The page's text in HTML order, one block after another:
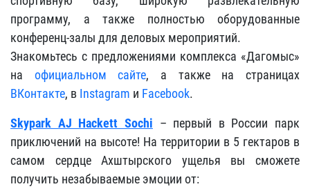
программу, а также полностью оборудованные
конференц-залы для деловых мероприятий.
Знакомьтесь с предложениями комплекса «Дагомыс»
на официальном сайте, а также на страницах
ВКонтакте, в Instagram и Facebook.
Skypark AJ Hackett Sochi – первый в России парк
приключений на высоте! На территории в 5 гектаров в
самом сердце Ахштырского ущелья вы сможете
получить незабываемые эмоции от: